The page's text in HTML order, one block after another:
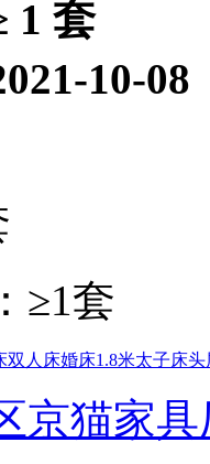
1 套
10-08
≥1套
人床婚床1.8米太子床
京猫家具